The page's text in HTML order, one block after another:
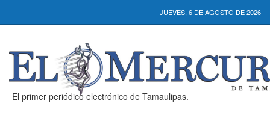
JUEVES, 6 DE AGOSTO DE 2026
El primer periódico electrónico de Tamaulipas.